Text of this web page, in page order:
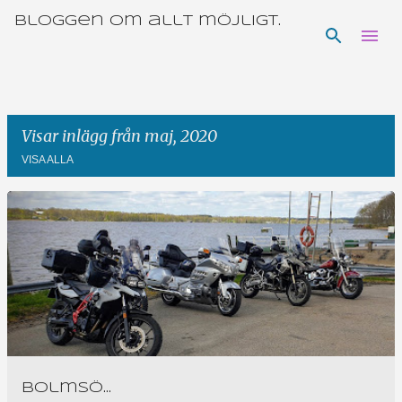
Fortsätt till huvudinnehåll
Bloggen om allt möjligt.
Visar inlägg från maj, 2020
VISA ALLA
n
ä
g
Bolmsö...